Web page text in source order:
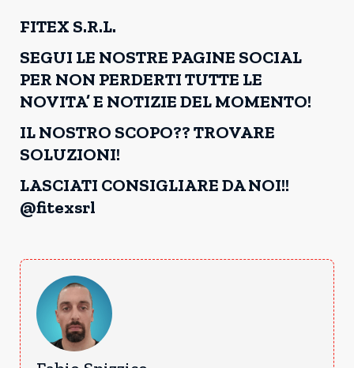
FITEX S.R.L.
SEGUI LE NOSTRE PAGINE SOCIAL
PER NON PERDERTI TUTTE LE
NOVITA’ E NOTIZIE DEL MOMENTO!
IL NOSTRO SCOPO?? TROVARE
SOLUZIONI!
LASCIATI CONSIGLIARE DA NOI!!
@fitexsrl